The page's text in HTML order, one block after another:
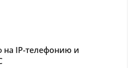
на IP-телефонию и